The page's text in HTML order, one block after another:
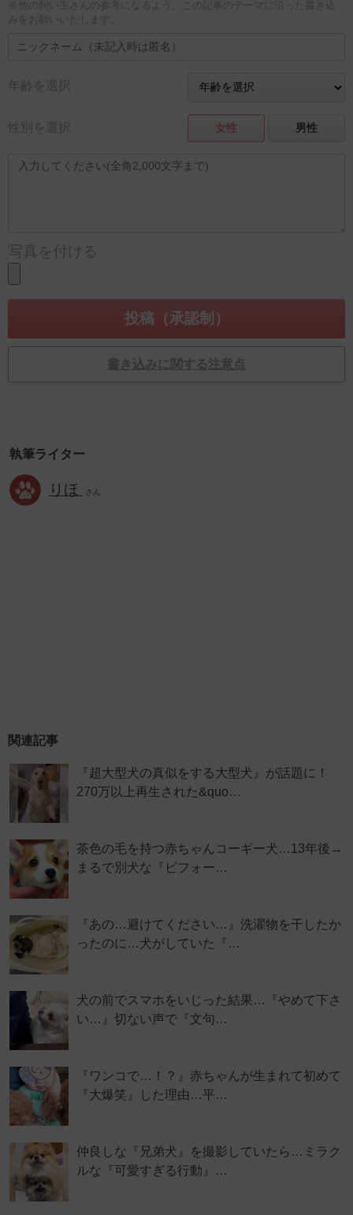
※他の飼い主さんの参考になるよう、この記事のテーマに沿った書き込
みをお願いいたします。
年齢を選択
性別を選択 女性 男性
写真を付ける
書き込みに関する注意点
執筆ライター
りほ さん
関連記事
『超大型犬の真似をする大型犬』が話題に！
270万以上再生された&quo…
茶色の毛を持つ赤ちゃんコーギー犬…13年後→
まるで別犬な『ビフォー…
『あの…避けてください…』洗濯物を干したか
ったのに…犬がしていた『…
犬の前でスマホをいじった結果…『やめて下さ
い…』切ない声で『文句…
『ワンコで…！？』赤ちゃんが生まれて初めて
『大爆笑』した理由…平…
仲良しな『兄弟犬』を撮影していたら…ミラク
ルな『可愛すぎる行動』…